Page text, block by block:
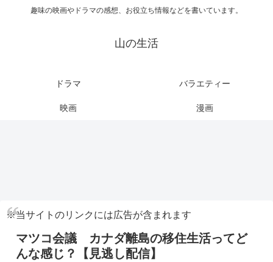
趣味の映画やドラマの感想、お役立ち情報などを書いています。
山の生活
ドラマ バラエティー
映画 漫画
※当サイトのリンクには広告が含まれます
マツコ会議 カナダ離島の移住生活ってど
んな感じ？【見逃し配信】